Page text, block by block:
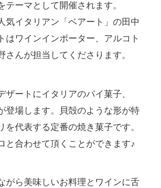
テーマとして開催されます。
気イタリアン「ベアート」の田中
はワインインポーター、アルコト
さんが担当してくださります。
ザートにイタリアのパイ菓子、
登場します。貝殻のような形が特
を代表する定番の焼き菓子です。
と合わせて頂くことができます♪
がら美味しいお料理とワインに舌